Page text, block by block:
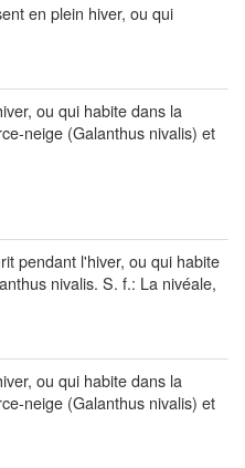
en plein hiver, ou qui
ou qui habite dans la
neige (Galanthus nivalis) et
pendant l'hiver, ou qui habite
nivalis. S. f.: La nivéale,
ou qui habite dans la
neige (Galanthus nivalis) et